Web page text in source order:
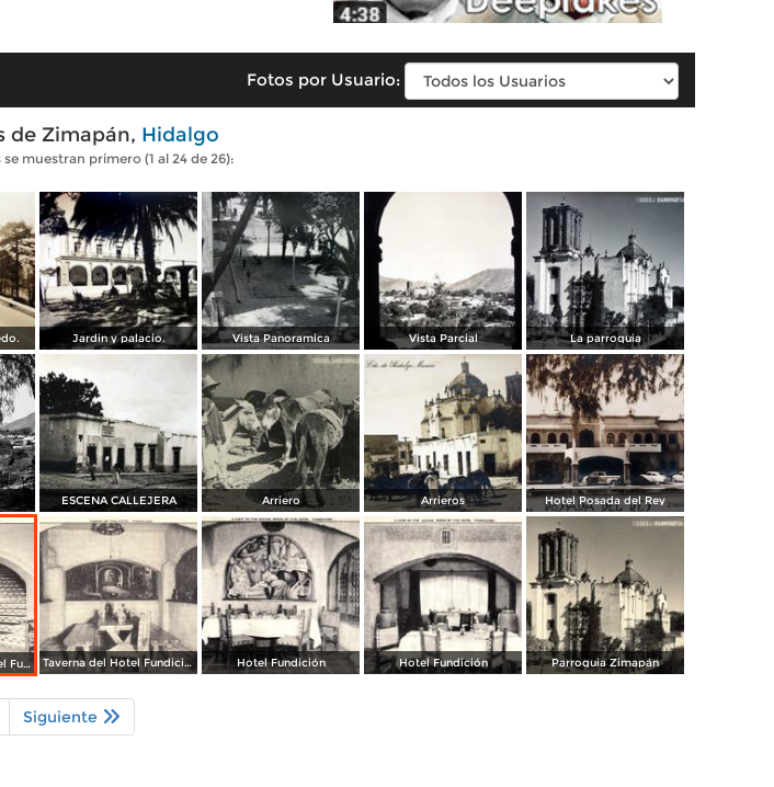
Fotos por Usuario:
de Zimapán, Hidalgo
muestran primero (1 al 24 de 26):
Jardin y palacio. Vista Panoramica Vista Parcial La parroquia
ESCENA CALLEJERA Arriero Arrieros Hotel Posada del Rey
Vista interior del Hotel Fundición Taverna del Hotel Fundición Hotel Fundición Hotel Fundición Parroquia Zimapán
Siguiente